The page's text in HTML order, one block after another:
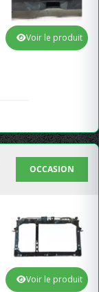
Voir le produit
OCCASION
Voir le produit